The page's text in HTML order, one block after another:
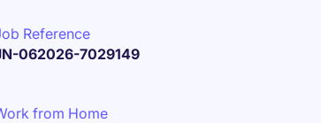
Reference
062026-7029149
from Home